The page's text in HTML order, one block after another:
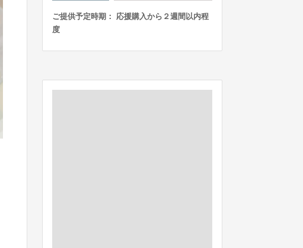
ご提供予定時期： 応援購入から２週間以内程
度